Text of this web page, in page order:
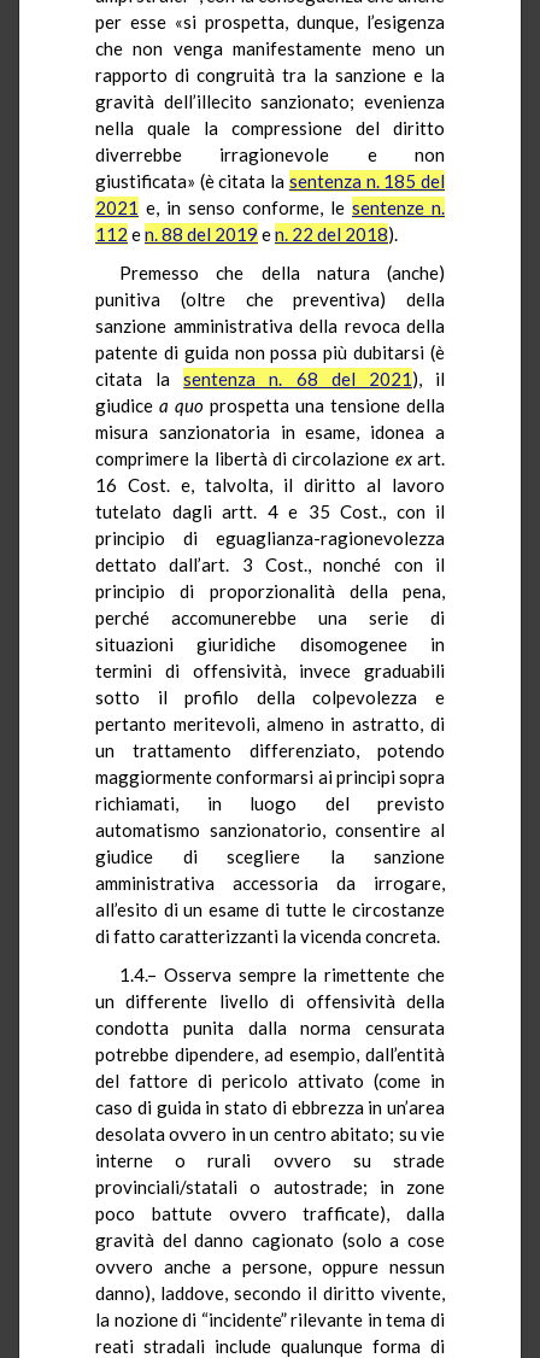
per esse «si prospetta, dunque, l’esigenza
che non venga manifestamente meno un
rapporto di congruità tra la sanzione e la
gravità dell’illecito sanzionato; evenienza
nella quale la compressione del diritto
diverrebbe irragionevole e non
giustificata» (è citata la sentenza n. 185 del
2021 e, in senso conforme, le sentenze n.
112 en. 88 del 2019 en. 22 del 2018).
Premesso che della natura (anche)
punitiva (oltre che preventiva) della
sanzione amministrativa della revoca della
patente di guida non possa più dubitarsi (è
citata lasentenza n. 68 del 2021), il
giudice a quo prospetta una tensione della
misura sanzionatoria in esame, idonea a
comprimere la libertà di circolazione exart.
16 Cost. e, talvolta, il diritto al lavoro
tutelato dagli artt. 4 e 35 Cost., con il
principio di eguaglianza-ragionevolezza
dettato dall’art. 3 Cost., nonché con il
principio di proporzionalità della pena,
perché accomunerebbe una serie di
situazioni giuridiche disomogenee in
termini di offensività, invece graduabili
sotto il profilo della colpevolezza e
pertanto meritevoli, almeno in astratto, di
un trattamento differenziato, potendo
maggiormente conformarsi ai principi sopra
richiamati, in luogo del previsto
automatismo sanzionatorio, consentire al
giudice di scegliere la sanzione
amministrativa accessoria da irrogare,
all’esito di un esame di tutte le circostanze
di fatto caratterizzanti la vicenda concreta.
1.4.– Osserva sempre la rimettente che
un differente livello di offensività della
condotta punita dalla norma censurata
potrebbe dipendere, ad esempio, dall’entità
del fattore di pericolo attivato (come in
caso di guida in stato di ebbrezza in un’area
desolata ovvero in un centro abitato; su vie
interne o rurali ovvero su strade
provinciali/statali o autostrade; in zone
poco battute ovvero trafficate), dalla
gravità del danno cagionato (solo a cose
ovvero anche a persone, oppure nessun
danno), laddove, secondo il diritto vivente,
la nozione di “incidente” rilevante in tema di
reati stradali include qualunque forma di